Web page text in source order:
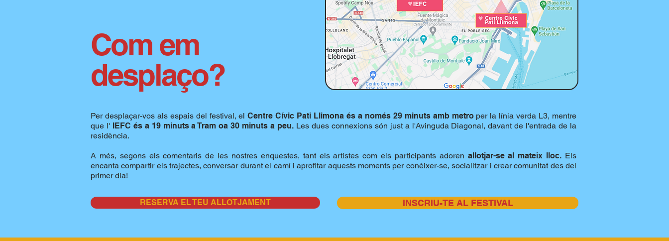
Com em
desplaço?
Per desplaçar-vos als espais del festival, el Centre Cívic Pati Llimona és a només 29 minuts amb metro per la línia verda L3, mentre
que l' IEFC és a 19 minuts a Tram oa 30 minuts a peu. Les dues connexions són just a l'Avinguda Diagonal, davant de l'entrada de la
residència.
A més, segons els comentaris de les nostres enquestes, tant els artistes com els participants adoren allotjar-se al mateix lloc. Els
encanta compartir els trajectes, conversar durant el camí i aprofitar aquests moments per conèixer-se, socialitzar i crear comunitat des del
primer dia!
RESERVA EL TEU ALLOTJAMENT INSCRIU-TE AL FESTIVAL